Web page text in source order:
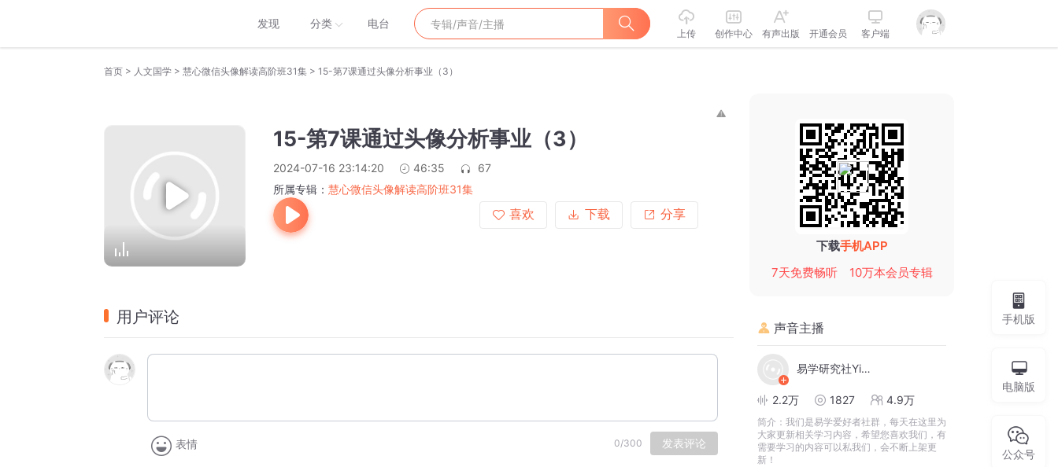
发现 分类 电台
上传 创作中心 有声出版 开通会员 客户端
首页 > 人文国学 > 慧心微信头像解读高阶班31集 > 15-第7课通过头像分析事业（3）
15-第7课通过头像分析事业（3）
2024-07-16 23:14:20 46:35
67
所属专辑： 慧心微信头像解读高阶班31集
喜欢
下载 分享
用户评论
表情 0/300 发表评论
下载手机APP
7天免费畅听
10万本会员专辑
声音主播
易学研究社YiXue12213
2.2万 1827 4.9万
简介： 我们是易学爱好者社群，每天在这里为
大家更新相关学习内容，希望您喜欢我们，有
需要学习的内容可以私我们，会不断上架更
新！
手机版
电脑版
公众号